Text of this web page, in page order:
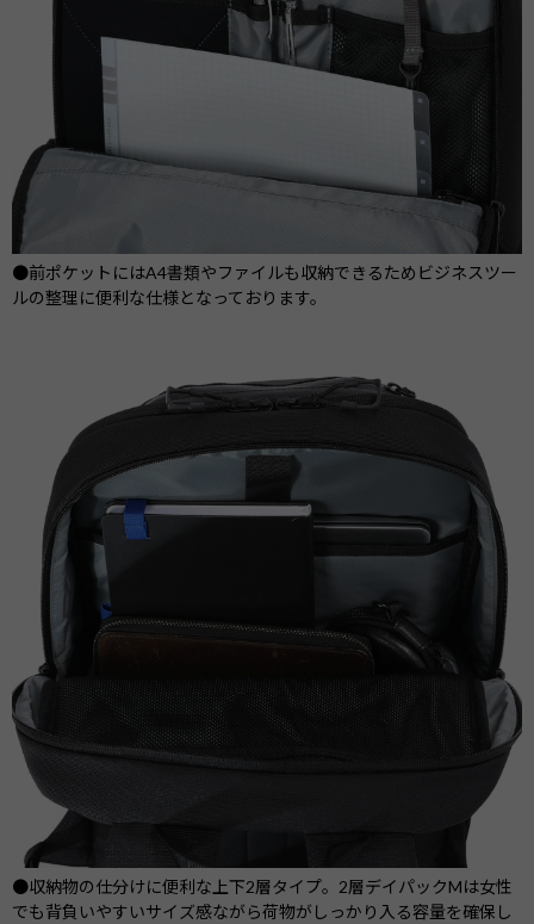
●前ポケットにはA4書類やファイルも収納できるためビジネスツー
ルの整理に便利な仕様となっております。
●収納物の仕分けに便利な上下2層タイプ。2層デイパックMは女性
でも背負いやすいサイズ感ながら荷物がしっかり入る容量を確保し